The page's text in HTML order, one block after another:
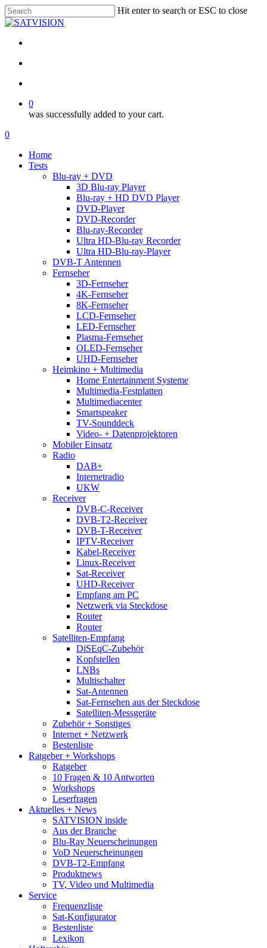
Skip
to
content
Hit enter to search or ESC to close
Close
0
was successfully added to your cart.
Menu
search
account
0
Home
Tests
Blu-ray + DVD
3D Blu-ray Player
Blu-ray + HD DVD Player
DVD-Player
DVD-Recorder
Blu-ray-Recorder
Ultra HD-Blu-ray Recorder
Ultra HD-Blu-ray-Player
DVB-T Antennen
Fernseher
3D-Fernseher
4K-Fernseher
8K-Fernseher
LCD-Fernseher
LED-Fernseher
Plasma-Fernseher
OLED-Fernseher
UHD-Fernseher
Heimkino + Multimedia
Home Entertainment Systeme
Multimedia-Festplatten
Multimediacenter
Smartspeaker
TV-Sounddeck
Video- + Datenprojektoren
Mobiler Einsatz
Radio
DAB+
Internetradio
UKW
Receiver
DVB-C-Receiver
DVB-T2-Receiver
DVB-T-Receiver
IPTV-Receiver
Kabel-Receiver
Linux-Receiver
Sat-Receiver
UHD-Receiver
Empfang am PC
Netzwerk via Steckdose
Router
Router
Satelliten-Empfang
DiSEqC-Zubehör
Kopfstellen
LNBs
Multischalter
Sat-Antennen
Sat-Fernsehen aus der Steckdose
Satelliten-Messgeräte
Zubehör + Sonstiges
Internet + Netzwerk
Bestenliste
Ratgeber + Workshops
Ratgeber
10 Fragen & 10 Antworten
Workshops
Leserfragen
Aktuelles + News
SATVISION inside
Aus der Branche
Blu-Ray Neuerscheinungen
VoD Neuerscheinungen
DVB-T2-Empfang
Produktnews
TV, Video und Multimedia
Service
Frequenzliste
Sat-Konfigurator
Bestenliste
Lexikon